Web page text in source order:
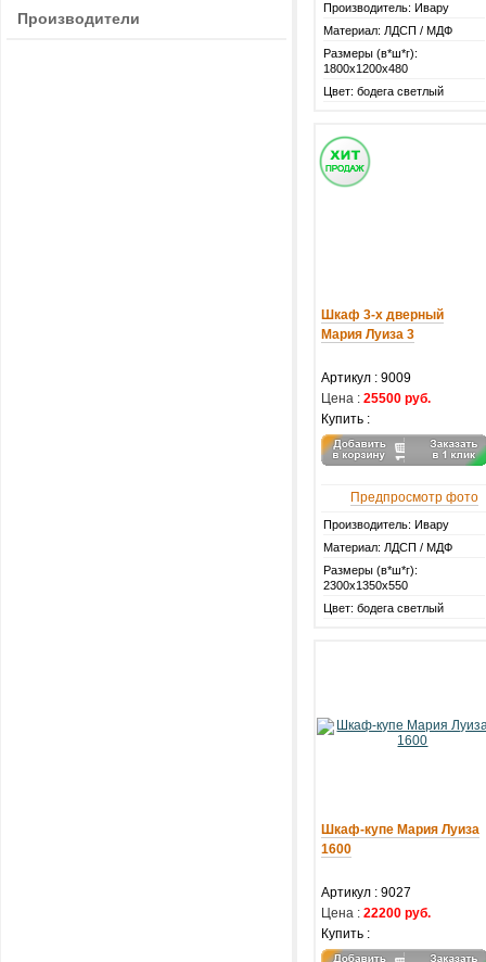
Производители
Производитель: Ивару
Материал: ЛДСП / МДФ
Размеры (в*ш*г):
1800х1200х480
Цвет: бодега светлый
Шкаф 3-х дверный
Мария Луиза 3
Артикул : 9009
Цена : 25500 руб.
Купить :
Предпросмотр фото
Производитель: Ивару
Материал: ЛДСП / МДФ
Размеры (в*ш*г):
2300х1350х550
Цвет: бодега светлый
Шкаф-купе Мария Луиза
1600
Артикул : 9027
Цена : 22200 руб.
Купить :